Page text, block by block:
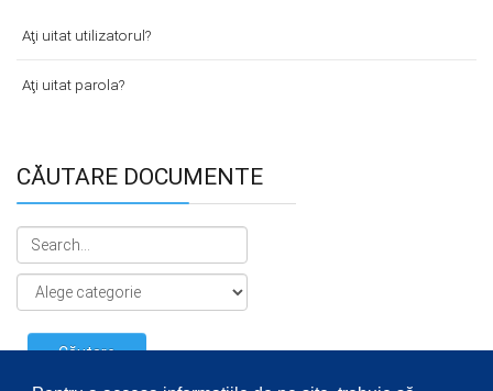
Aţi uitat utilizatorul?
Aţi uitat parola?
CĂUTARE DOCUMENTE